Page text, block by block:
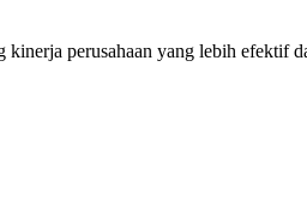
perusahaan yang lebih efektif